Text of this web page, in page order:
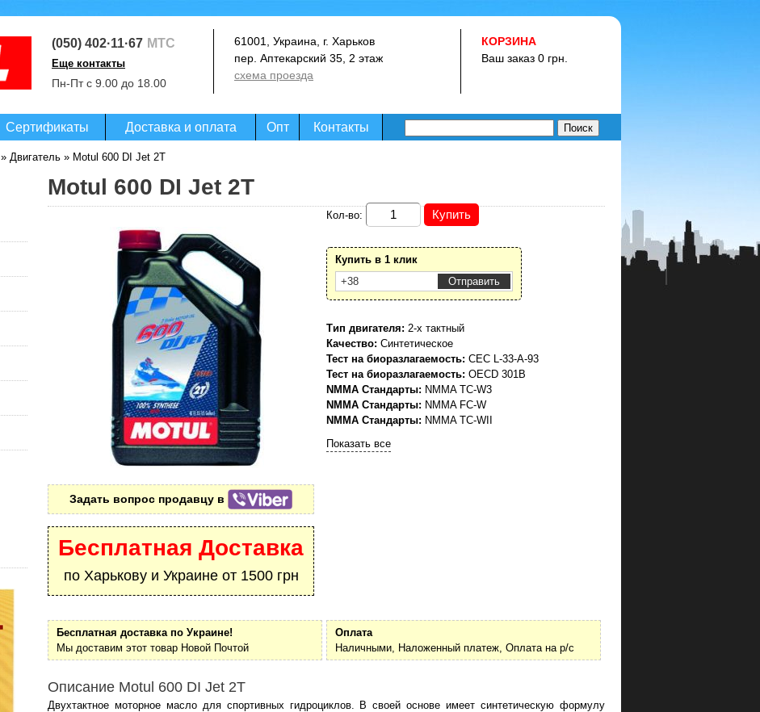
» Двигатель » Motul 600 DI Jet 2T
Motul 600 DI Jet 2T
Задать вопрос продавцу в
Бесплатная Доставка
по Харькову и Украине от 1500 грн
Кол-во:
Купить в 1 клик
Тип двигателя: 2-х тактный
Качество: Синтетическое
Тест на биоразлагаемость: CEC L-33-A-93
Тест на биоразлагаемость: OECD 301B
NMMA Стандарты: NMMA TC-W3
NMMA Стандарты: NMMA FC-W
NMMA Стандарты: NMMA TC-WII
Показать все
Бесплатная доставка по Украине!
Мы доставим этот товар Новой Почтой
Оплата
Наличными, Наложенный платеж, Оплата на р/с
Описание Motul 600 DI Jet 2T
Двухтактное моторное масло для спортивных гидроциклов. В своей основе имеет синтетическую формулу
(050) 402·11·67 МТС
Еще контакты
(093) 364·99·07Life
Пн-Пт с 9.00 до 18.00
61001, Украина, г. Харьков
пер. Аптекарский 35, 2 этаж
схема проезда
КОРЗИНА
Ваш заказ 0 грн.
Сертификаты Доставка и оплата Опт Контакты